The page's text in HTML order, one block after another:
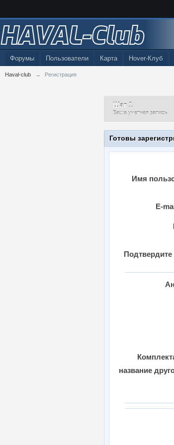
HAVAL-Club
Карта Hover-Клуб
Форумы Пользователи
Haval-club → Регистрация
Шаг 1
Ваша учетная запись
Готовы
Имя
E-
название